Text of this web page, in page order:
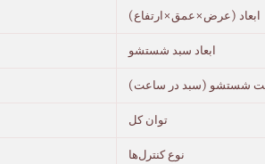
ابعاد (عرض×عمق×ارتفاع)
ابعاد سبد شستشو
شستشو (سبد در ساعت)
توان کل
نوع کنترل‌ها